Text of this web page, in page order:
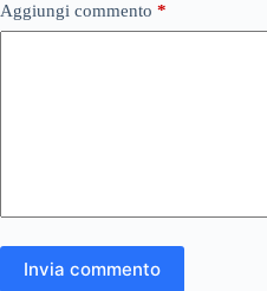
Aggiungi commento *
Invia commento